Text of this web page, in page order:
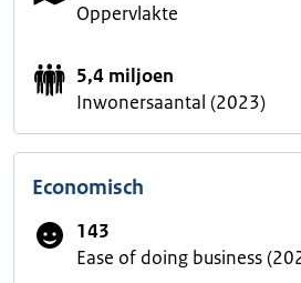
Oppervlakte
5,4 miljoen
Inwonersaantal (2023)
Economisch
143
Ease of doing business